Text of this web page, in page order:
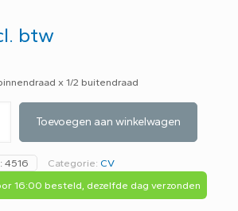
btw
x 1/2 buitendraad
Toevoegen aan winkelwagen
4516 Categorie: CV
16:00 besteld, dezelfde dag verzonden